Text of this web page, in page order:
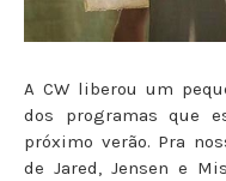
A CW liberou um
dos programas que
próximo verão. Pra
de Jared, Jensen e